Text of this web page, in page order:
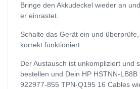
Bringe den Akkudeckel wieder an
er einrastet.
Schalte das Gerät ein und
korrekt funktioniert.
Der Austausch ist unkompliziert und
bestellen und Dein HP HSTNN-LB8B
922977-855 TPN-Q195 16 Cables